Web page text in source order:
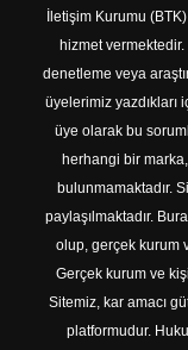
İletişim Kurumu
hizmet
denetleme veya
üyelerimiz yazdıkları
üye olarak bu
herhangi bir
bulunmamaktadır.
paylaşılmaktadır.
olup, gerçek kurum
Gerçek kurum ve
Sitemiz, kar amacı
platformudur.